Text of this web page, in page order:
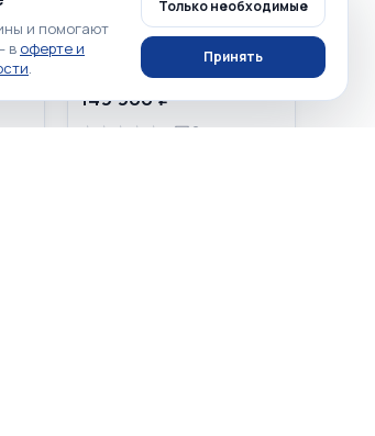
149 900 ₽
☆☆☆☆☆ 0
и помогают
в оферте и
.
Только необходимые
Принять